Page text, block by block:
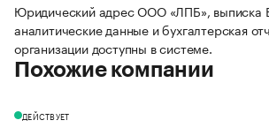
Юридический адрес ООО «ЛПБ»,
аналитические данные и бухгалтерская
организации доступны в системе.
Похожие компании
ДЕЙСТВУЕТ